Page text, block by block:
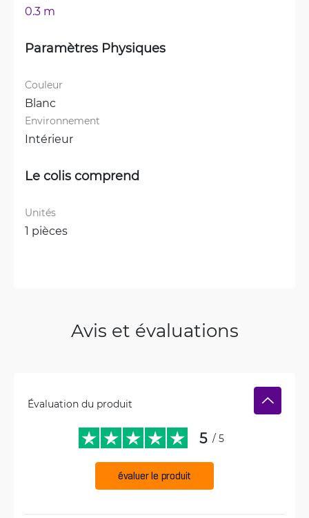
0.3 m
Paramètres Physiques
Couleur
Blanc
Environnement
Intérieur
Le colis comprend
Unités
1 pièces
Avis et évaluations
Évaluation du produit
5 / 5
évaluer le produit